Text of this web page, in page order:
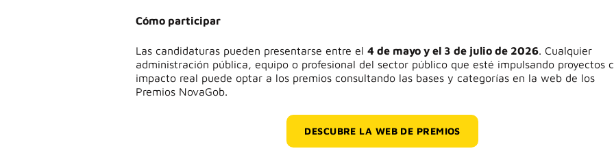
Cómo participar
Las candidaturas pueden presentarse entre el4 de mayo y el 3 de julio de 2026 . Cualquier
administración pública, equipo o profesional del sector público que esté impulsando proyectos
impacto real puede optar a los premios consultando las bases y categorías en la web de los
Premios NovaGob.
DESCUBRE LA WEB DE PREMIOS